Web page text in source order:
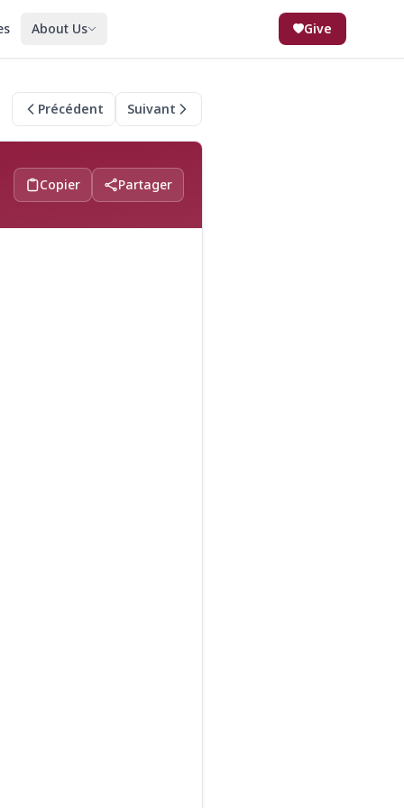
About Us Give
Précédent Suivant
Copier Partager